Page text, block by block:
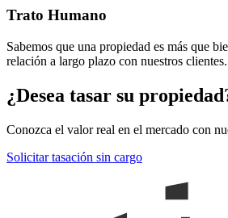
Trato Humano
Sabemos que una propiedad es más que
relación a largo plazo con nuestros clientes.
¿Desea tasar su
Conozca el valor real en el mercado con
Solicitar tasación sin cargo